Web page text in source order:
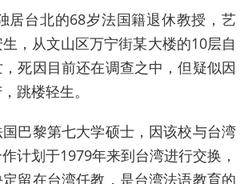
居台北的68岁法国籍退休教授，艺
，从文山区万宁街某大楼的10层自
死因目前还在调查之中，但疑似因
跳楼轻生。
巴黎第七大学硕士，因该校与台湾
计划于1979年来到台湾进行交换，
留在台湾任教，是台湾法语教育的